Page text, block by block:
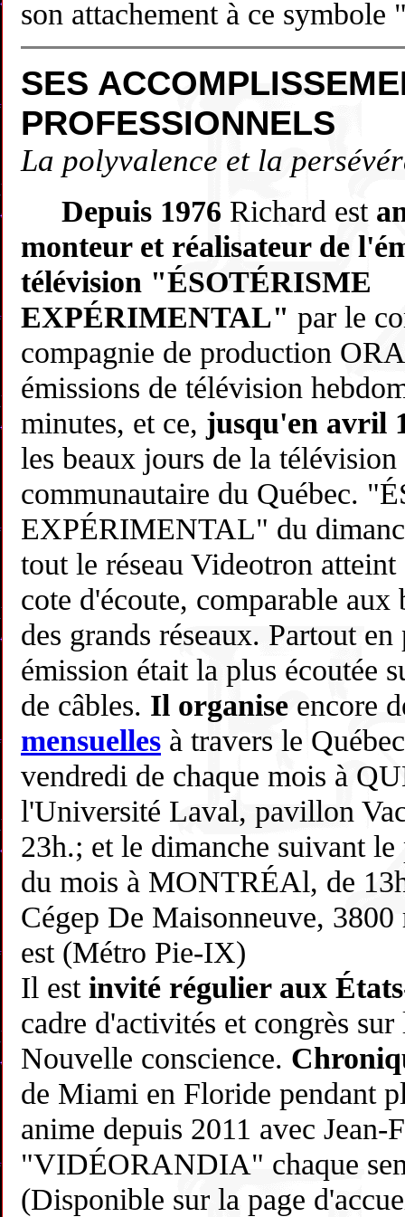
son attachement à ce symbole
SES
PROFESSIONNELS
La polyvalence et la
Depuis 1976 Richard est
monteur et réalisateur de
télévision "ÉSOTÉRISME
EXPÉRIMENTAL" par le
compagnie de production
émissions de télévision
minutes, et ce, jusqu'en avril
les beaux jours de la
communautaire du Québec.
EXPÉRIMENTAL" du
tout le réseau Videotron atteint
cote d'écoute, comparable aux
des grands réseaux. Partout
émission était la plus écoutée
de câbles. Il organise encore
mensuelles à travers le
vendredi de chaque mois à
l'Université Laval, pavillon
23h.; et le dimanche suivant
du mois à MONTRÉAl, de
Cégep De Maisonneuve, 3800
est (Métro Pie-IX)
Il est invité régulier aux
cadre d'activités et congrès
Nouvelle conscience.
de Miami en Floride pendant
anime depuis 2011 avec Jean-
"VIDÉORANDIA" chaque
(Disponible sur la page